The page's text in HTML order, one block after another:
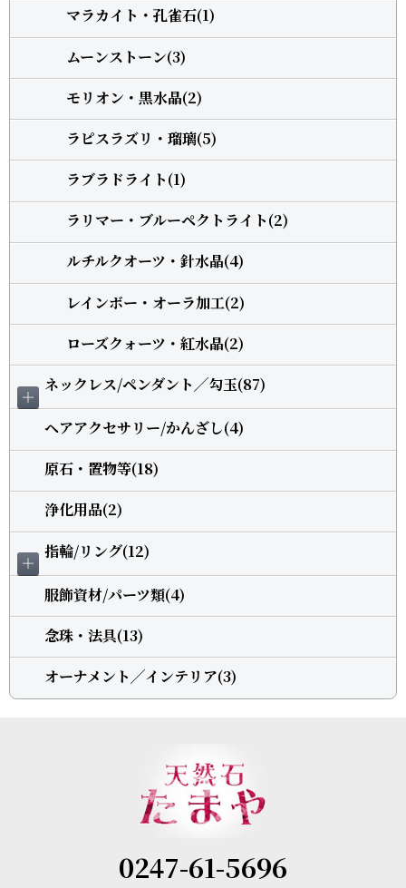
マラカイト・孔雀石(1)
ムーンストーン(3)
モリオン・黒水晶(2)
ラピスラズリ・瑠璃(5)
ラブラドライト(1)
ラリマー・ブルーペクトライト(2)
ルチルクオーツ・針水晶(4)
レインボー・オーラ加工(2)
ローズクォーツ・紅水晶(2)
＋
ネックレス/ペンダント╱勾玉(87)
ヘアアクセサリー/かんざし(4)
原石・置物等(18)
浄化用品(2)
＋
指輪/リング(12)
服飾資材/パーツ類(4)
念珠・法具(13)
オーナメント╱インテリア(3)
0247-61-5696